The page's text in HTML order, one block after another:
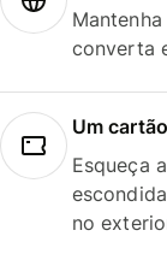
converta
Um
Esqueça
no